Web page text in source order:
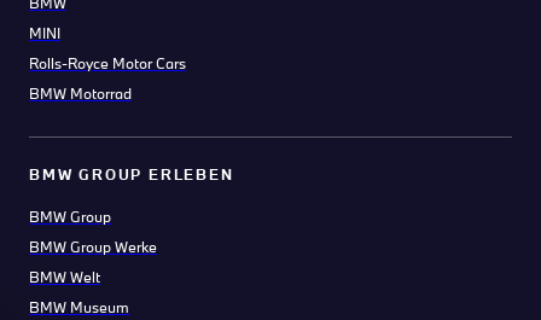
MINI
Rolls-Royce Motor Cars
BMW Motorrad
BMW GROUP ERLEBEN
BMW Group
BMW Group Werke
BMW Welt
BMW Museum